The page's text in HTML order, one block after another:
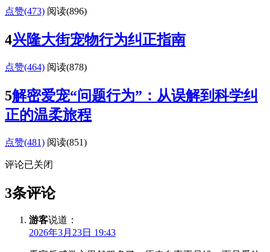
点赞(473) 阅读(896)
4兴隆大街宠物行为纠正指南
点赞(464) 阅读(878)
5解密爱宠“问题行为”：从误解到科学纠
正的温柔旅程
点赞(481) 阅读(851)
评论已关闭
3条评论
游客说道：
2026年3月23日 19:43